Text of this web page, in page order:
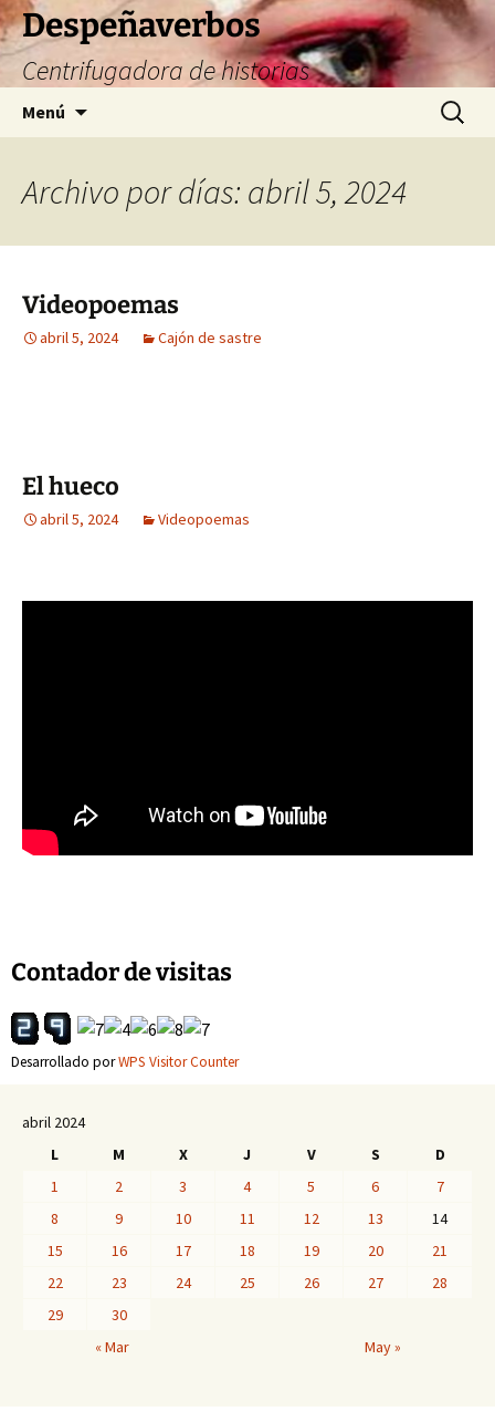
Saltar
al
contenido
Despeñaverbos
Centrifugadora de historias
Menú Buscar:
Archivo por días: abril 5, 2024
Videopoemas
abril 5, 2024 Cajón de sastre
El hueco
abril 5, 2024 Videopoemas
Contador de visitas
Desarrollado porWPS Visitor Counter
abril 2024
L
M X J V S
D
1
2 3 4 5 6
7
8
9 10 11 12 13
14
15
16 17 18 19 20
21
22
23 24 25 26 27
28
29
30
« Mar
May »